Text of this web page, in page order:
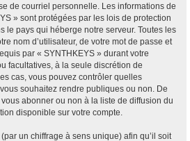
de courriel personnelle. Les informations de
» sont protégées par les lois de protection
le pays qui héberge notre serveur. Toutes les
nom d’utilisateur, de votre mot de passe et
par « SYNTHKEYS » durant votre
facultatives, à la seule discrétion de
cas, vous pouvez contrôler quelles
souhaitez rendre publiques ou non. De
abonner ou non à la liste de diffusion du
disponible sur votre compte.
un chiffrage à sens unique) afin qu’il soit